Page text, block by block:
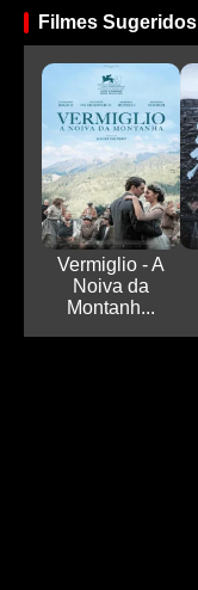
Filmes Sugeridos
Vermiglio - A
Noiva da
Montanh...